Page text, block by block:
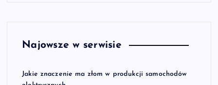
Najowsze w serwisie
Jakie znaczenie ma złom w produkcji samochodów